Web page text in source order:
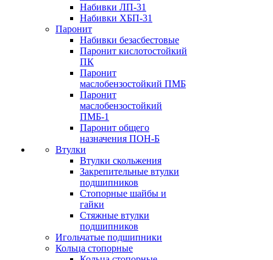
Набивки ЛП-31
Набивки ХБП-31
Паронит
Набивки безасбестовые
Паронит кислотостойкий
ПК
Паронит
маслобензостойкий ПМБ
Паронит
маслобензостойкий
ПМБ-1
Паронит общего
назначения ПОН-Б
Втулки
Втулки скольжения
Закрепительные втулки
подшипников
Стопорные шайбы и
гайки
Стяжные втулки
подшипников
Игольчатые подшипники
Кольца стопорные